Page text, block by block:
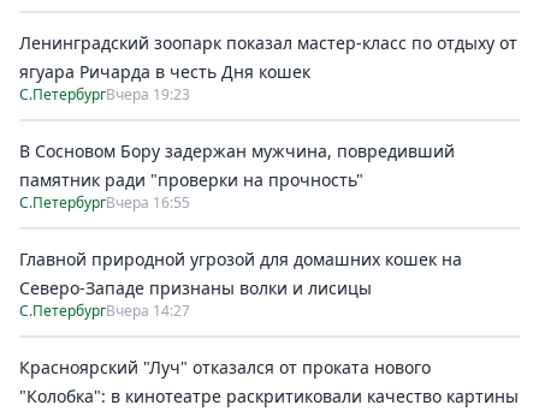
Ленинградский зоопарк показал мастер-класс по отдыху от
ягуара Ричарда в честь Дня кошек
С.ПетербургВчера 19:23
В Сосновом Бору задержан мужчина, повредивший
памятник ради "проверки на прочность"
С.ПетербургВчера 16:55
Главной природной угрозой для домашних кошек на
Северо-Западе признаны волки и лисицы
С.ПетербургВчера 14:27
Красноярский "Луч" отказался от проката нового
"Колобка": в кинотеатре раскритиковали качество картины